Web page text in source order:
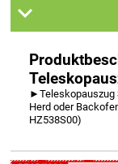
►Teleskopauszug
Herd oder
HZ538S00)